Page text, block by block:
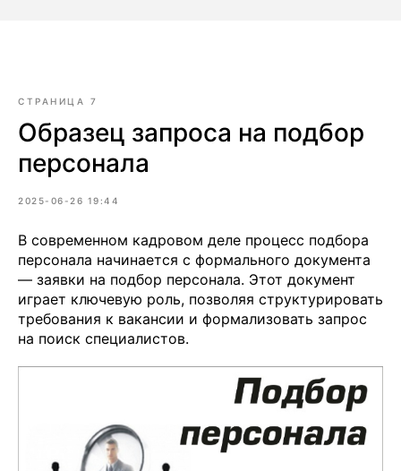
СТРАНИЦА 7
Образец запроса на подбор
персонала
2025-06-26 19:44
В современном кадровом деле процесс подбора
персонала начинается с формального документа
— заявки на подбор персонала. Этот документ
играет ключевую роль, позволяя структурировать
требования к вакансии и формализовать запрос
на поиск специалистов.